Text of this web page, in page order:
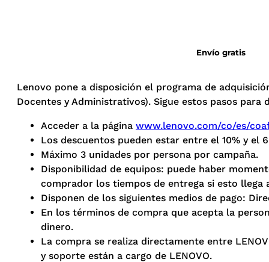
Envío gratis
Lenovo pone a disposición el programa de
Docentes y Administrativos). Sigue estos pasos
Acceder a la página www.lenovo.com/co/es/
Los descuentos pueden estar entre el 10% y el
Máximo 3 unidades por persona por campaña.
Disponibilidad de equipos: puede haber
comprador los tiempos de entrega si esto llega
Disponen de los siguientes medios de pago:
En los términos de compra que acepta la
dinero.
La compra se realiza directamente entre
y soporte están a cargo de LENOVO.